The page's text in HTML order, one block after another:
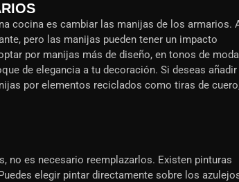
cocina es cambiar las manijas de los armarios.
pero las manijas pueden tener un impacto
por manijas más de diseño, en tonos de moda
de elegancia a tu decoración. Si deseas añadir
por elementos reciclados como tiras de
no es necesario reemplazarlos. Existen pinturas
elegir pintar directamente sobre los